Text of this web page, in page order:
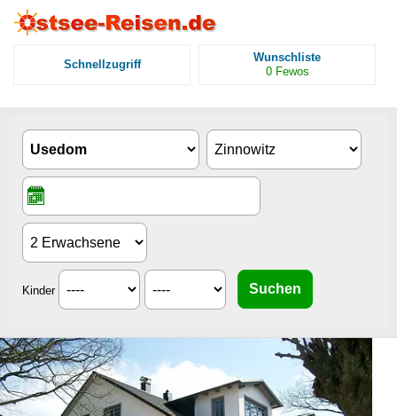
Schnellzugriff
Wunschliste
0 Fewos
Kinder